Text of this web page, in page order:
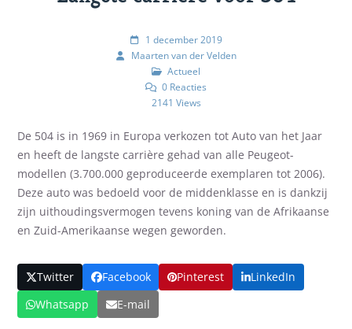
1 december 2019
Maarten van der Velden
Actueel
0 Reacties
2141 Views
De 504 is in 1969 in Europa verkozen tot Auto van het Jaar
en heeft de langste carrière gehad van alle Peugeot-
modellen (3.700.000 geproduceerde exemplaren tot 2006).
Deze auto was bedoeld voor de middenklasse en is dankzij
zijn uithoudingsvermogen tevens koning van de Afrikaanse
en Zuid-Amerikaanse wegen geworden.
Twitter Facebook Pinterest
LinkedIn
Whatsapp
E-mail